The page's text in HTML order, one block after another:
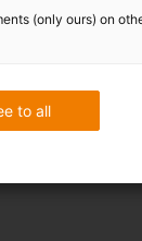
(only ours) on
to all